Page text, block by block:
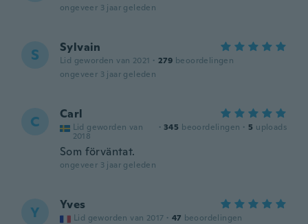
ongeveer 3 jaar geleden
S Sylvain
Lid geworden van 2021 · 279 beoordelingen
ongeveer 3 jaar geleden
C Carl
Lid geworden van
2018
· 345 beoordelingen · 5 uploads
Som förväntat.
ongeveer 3 jaar geleden
Y Yves
Lid geworden van 2017 · 47 beoordelingen